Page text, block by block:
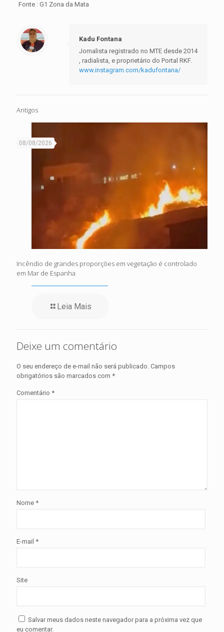
Fonte : G1 Zona da Mata
Kadu Fontana
Jornalista registrado no MTE desde 2014
, radialista, e proprietário do Portal RKF.
www.instagram.com/kadufontana/
Antigos
08/08/2026
Incêndio de grandes proporções em vegetação é controlado
em Mar de Espanha
Leia Mais
Deixe um comentário
O seu endereço de e-mail não será publicado. Campos
obrigatórios são marcados com *
Comentário *
Nome *
E-mail *
Site
Salvar meus dados neste navegador para a próxima vez que
eu comentar.